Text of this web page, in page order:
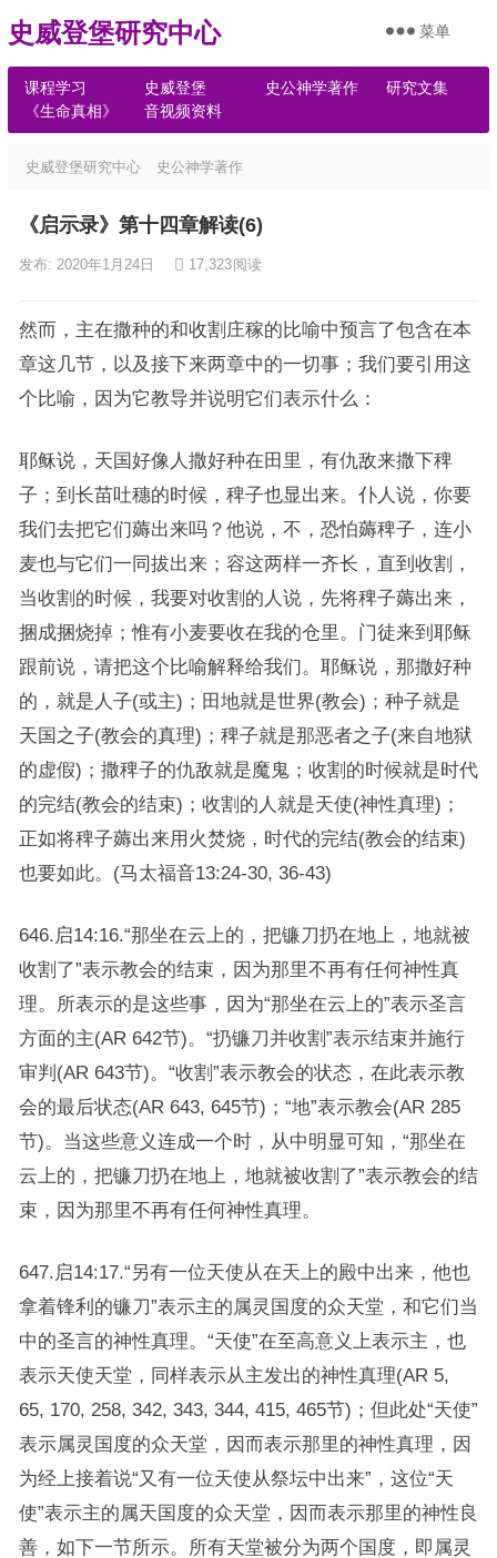
史威登堡研究中心
课程学习 史威登堡 史公神学著作
研究文集
《生命真相》
音视频资料
菜单
史威登堡研究中心 史公神学著作
《启示录》第十四章解读(6)
发布: 2020年1月24日 17,323阅读
然而，主在撒种的和收割庄稼的比喻中预言了包含在本
章这几节，以及接下来两章中的一切事；我们要引用这
个比喻，因为它教导并说明它们表示什么：
耶稣说，天国好像人撒好种在田里，有仇敌来撒下稗
子；到长苗吐穗的时候，稗子也显出来。仆人说，你要
我们去把它们薅出来吗？他说，不，恐怕薅稗子，连小
麦也与它们一同拔出来；容这两样一齐长，直到收割，
当收割的时候，我要对收割的人说，先将稗子薅出来，
捆成捆烧掉；惟有小麦要收在我的仓里。门徒来到耶稣
跟前说，请把这个比喻解释给我们。耶稣说，那撒好种
的，就是人子(或主)；田地就是世界(教会)；种子就是
天国之子(教会的真理)；稗子就是那恶者之子(来自地狱
的虚假)；撒稗子的仇敌就是魔鬼；收割的时候就是时代
的完结(教会的结束)；收割的人就是天使(神性真理)；
正如将稗子薅出来用火焚烧，时代的完结(教会的结束)
也要如此。(马太福音13:24-30, 36-43)
646.启14:16.“那坐在云上的，把镰刀扔在地上，地就被
收割了”表示教会的结束，因为那里不再有任何神性真
理。所表示的是这些事，因为“那坐在云上的”表示圣言
方面的主(AR 642节)。“扔镰刀并收割”表示结束并施行
审判(AR 643节)。“收割”表示教会的状态，在此表示教
会的最后状态(AR 643, 645节)；“地”表示教会(AR 285
节)。当这些意义连成一个时，从中明显可知，“那坐在
云上的，把镰刀扔在地上，地就被收割了”表示教会的结
束，因为那里不再有任何神性真理。
647.启14:17.“另有一位天使从在天上的殿中出来，他也
拿着锋利的镰刀”表示主的属灵国度的众天堂，和它们当
中的圣言的神性真理。“天使”在至高意义上表示主，也
表示天使天堂，同样表示从主发出的神性真理(AR 5,
65, 170, 258, 342, 343, 344, 415, 465节)；但此处“天使”
表示属灵国度的众天堂，因而表示那里的神性真理，因
为经上接着说“又有一位天使从祭坛中出来”，这位“天
使”表示主的属天国度的众天堂，因而表示那里的神性良
善，如下一节所示。所有天堂被分为两个国度，即属灵